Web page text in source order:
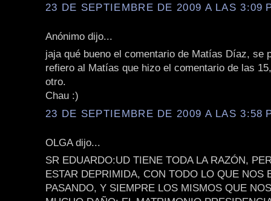
23 DE SEPTIEMBRE DE 2009 A LAS 3:09
Anónimo dijo...
jaja qué bueno el comentario de Matías Díaz, se
refiero al Matías que hizo el comentario de las
otro.
Chau :)
23 DE SEPTIEMBRE DE 2009 A LAS 3:58
OLGA dijo...
SR EDUARDO:UD TIENE TODA LA RAZÓN,
ESTAR DEPRIMIDA, CON TODO LO QUE NOS
PASANDO, Y SIEMPRE LOS MISMOS QUE